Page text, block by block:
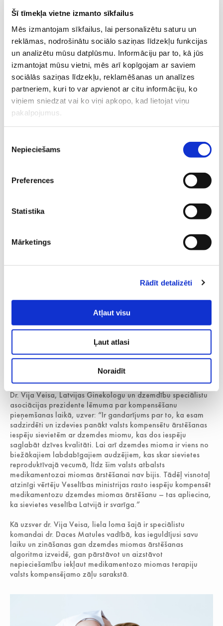
Šī tīmekļa vietne izmanto sīkfailus
Mēs izmantojam sīkfailus, lai personalizētu saturu un
reklāmas, nodrošinātu sociālo saziņas līdzekļu funkcijas
un analizētu mūsu datplūsmu. Informāciju par to, kā jūs
izmantojat mūsu vietni, mēs arī kopīgojam ar saviem
sociālās saziņas līdzekļu, reklamēšanas un analīzes
partneriem, kuri to var apvienot ar citu informāciju, ko
viņiem sniedzat vai ko viņi apkopo, kad lietojat viņu
pakalpojumus.
izvēle
Nepieciešams
Preferences
Statistika
Mārketings
Rādīt detalizēti
Atļaut visu
Ļaut atlasi
Noraidīt
Kā medikamentozi ārstēt
dzemdes miomu?
Sievietes veselība Latvijā ir svarīga, tāpēc rasta iespēja
Kopš 2023. gada 2. novembra sievietēm ar vidēji smagu un
smagu dzemdes miomu pieejama 100 % valsts kompensēta
ārstēšanai.
pacientes sūdzības un izmeklējumu rezultātus. Kompensāciju
var izrakstīt ginekologs, kurš ir līgumattiecībās ar Nacionālo
reproduktīvajā vecumā ar vidēji smagiem vai smagiem
simptomiem.
periodam.
Mioma ir ļoti bieži sastopams labdabīgs dzemdes audzējs
sieviešu pēc 35 gadu vecuma. Miomu parasti atklāj
ultrasonogrāfijas laikā. Vidēji 40–70 % gadījumu mioma
nav jāārstē – ja nav ar miomu saistītu sūdzību, tā jānovēro
pazīmēm, kurai nepieciešama ārstēšana, piemēram,
patoloģiska dzemdes asiņošana – pārmērīga, stipra, ilga
asiņošana arī menstruālā cikla vidū.
Dr. Vija Veisa, Latvijas Ginekologu un dzemdību speciālistu
asociācijas prezidente lēmuma par kompensēšanu
pieņemšanas laikā, uzver: “Ir gandarījums par to, ka esam
sadzirdēti un izdevies panākt valsts kompensētu ārstēšanas
iespēju sievietēm ar dzemdes miomu, kas dos iespēju
saglabāt dzīves kvalitāti. Lai arī dzemdes mioma ir viens no
biežākajiem labdabīgajiem audzējiem, kas skar sievietes
reproduktīvajā vecumā, līdz šim valsts atbalsts
medikamentozai miomas ārstēšanai nav bijis. Tādēļ visnotaļ
atzinīgi vērtēju Veselības ministrijas rasto iespēju kompensēt
medikamentozu dzemdes miomas ārstēšanu – tas apliecina,
ka sievietes veselība Latvijā ir svarīga.”
Kā uzsver dr. Vija Veisa, liela loma šajā ir speciālistu
komandai dr. Daces Matules vadībā, kas ieguldījusi savu
laiku un zināšanas gan dzemdes miomas ārstēšanas
algoritma izveidē, gan pārstāvot un aizstāvot
nepieciešamību iekļaut medikamentozo miomas terapiju
valsts kompensējamo zāļu sarakstā.